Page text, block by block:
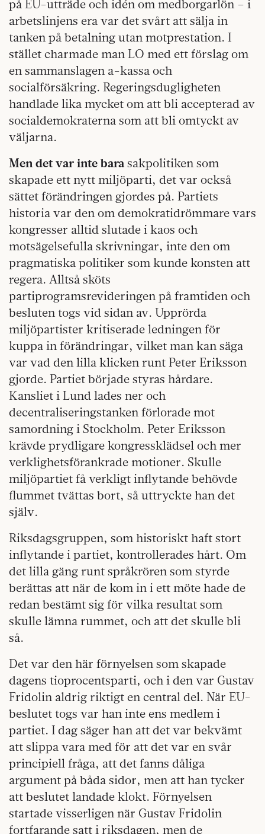
på EU-utträde och idén om medborgarlön – i
arbetslinjens era var det svårt att sälja in
tanken på betalning utan motprestation. I
stället charmade man LO med ett förslag om
en sammanslagen a-kassa och
socialförsäkring. Regeringsdugligheten
handlade lika mycket om att bli accepterad av
socialdemokraterna som att bli omtyckt av
väljarna.
Men det var inte bara sakpolitiken som
skapade ett nytt miljöparti, det var också
sättet förändringen gjordes på. Partiets
historia var den om demokratidrömmare vars
kongresser alltid slutade i kaos och
motsägelsefulla skrivningar, inte den om
pragmatiska politiker som kunde konsten att
regera. Alltså sköts
partiprogramsrevideringen på framtiden och
besluten togs vid sidan av. Upprörda
miljöpartister kritiserade ledningen för
kuppa in förändringar, vilket man kan säga
var vad den lilla klicken runt Peter Eriksson
gjorde. Partiet började styras hårdare.
Kansliet i Lund lades ner och
decentraliseringstanken förlorade mot
samordning i Stockholm. Peter Eriksson
krävde prydligare kongressklädsel och mer
verklighetsförankrade motioner. Skulle
miljöpartiet få verkligt inflytande behövde
flummet tvättas bort, så uttryckte han det
själv.
Riksdagsgruppen, som historiskt haft stort
inflytande i partiet, kontrollerades hårt. Om
det lilla gäng runt språkrören som styrde
berättas att när de kom in i ett möte hade de
redan bestämt sig för vilka resultat som
skulle lämna rummet, och att det skulle bli
så.
Det var den här förnyelsen som skapade
dagens tioprocentsparti, och i den var Gustav
Fridolin aldrig riktigt en central del. När EU-
beslutet togs var han inte ens medlem i
partiet. I dag säger han att det var bekvämt
att slippa vara med för att det var en svår
principiell fråga, att det fanns dåliga
argument på båda sidor, men att han tycker
att beslutet landade klokt. Förnyelsen
startade visserligen när Gustav Fridolin
fortfarande satt i riksdagen, men de